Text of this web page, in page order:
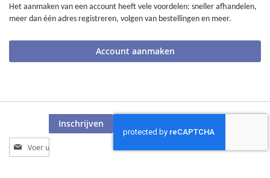
Het aanmaken van een account heeft vele voordelen: sneller afhandelen,
meer dan één adres registreren, volgen van bestellingen en meer.
Account aanmaken
Abonneer
u
Inschrijven